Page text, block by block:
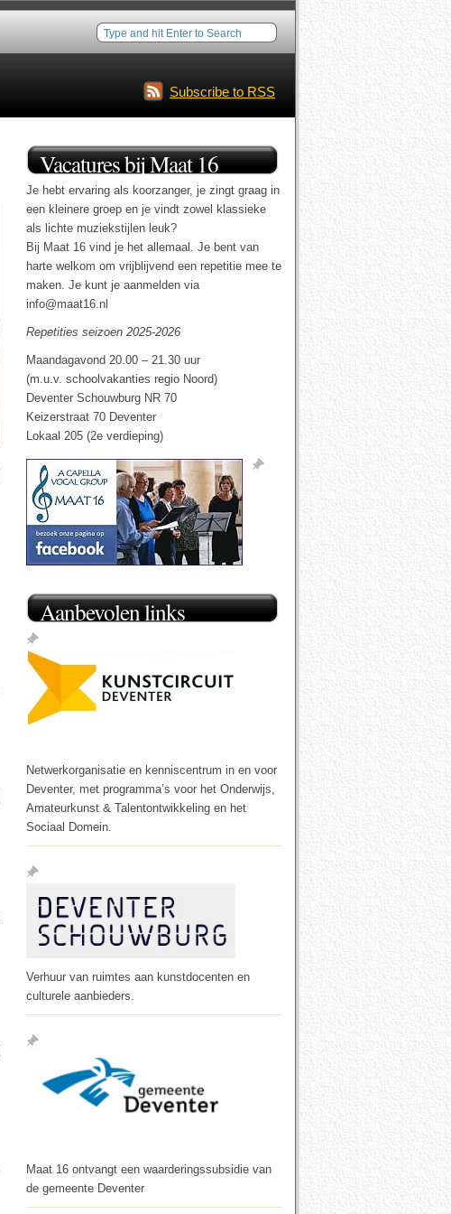
Subscribe to RSS
Vacatures bij Maat 16
Je hebt ervaring als koorzanger, je zingt graag in
een kleinere groep en je vindt zowel klassieke
als lichte muziekstijlen leuk?
Bij Maat 16 vind je het allemaal. Je bent van
harte welkom om vrijblijvend een repetitie mee te
maken. Je kunt je aanmelden via
info@maat16.nl
Repetities seizoen 2025-2026
Maandagavond 20.00 – 21.30 uur
(m.u.v. schoolvakanties regio Noord)
Deventer Schouwburg NR 70
Keizerstraat 70 Deventer
Lokaal 205 (2e verdieping)
Aanbevolen links
Netwerkorganisatie en kenniscentrum in en voor
Deventer, met programma’s voor het Onderwijs,
Amateurkunst & Talentontwikkeling en het
Sociaal Domein.
Verhuur van ruimtes aan kunstdocenten en
culturele aanbieders.
Maat 16 ontvangt een waarderings­subsidie van
de gemeente Deventer